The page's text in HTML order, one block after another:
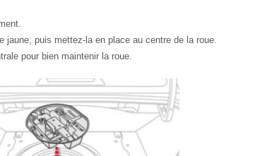
jaune, puis mettez-la en place au centre de la roue.
pour bien maintenir la roue.